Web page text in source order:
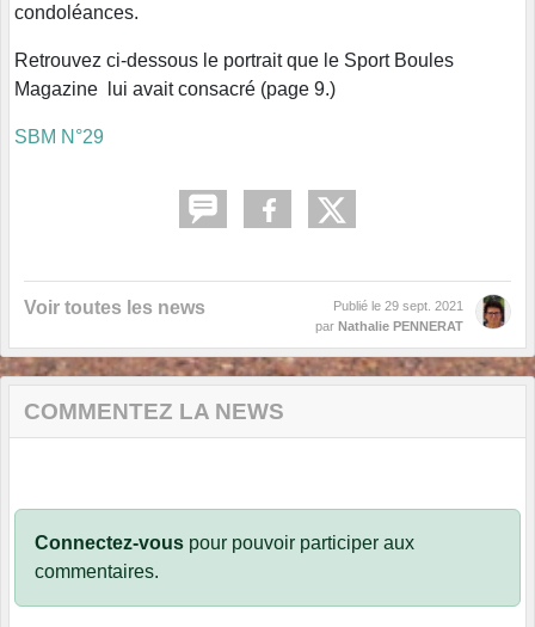
condoléances.
Retrouvez ci-dessous le portrait que le Sport Boules
Magazine lui avait consacré (page 9.)
SBM N°29
Voir toutes les news Publié le 29 sept. 2021
par Nathalie PENNERAT
COMMENTEZ LA NEWS
Connectez-vous pour pouvoir participer aux
commentaires.